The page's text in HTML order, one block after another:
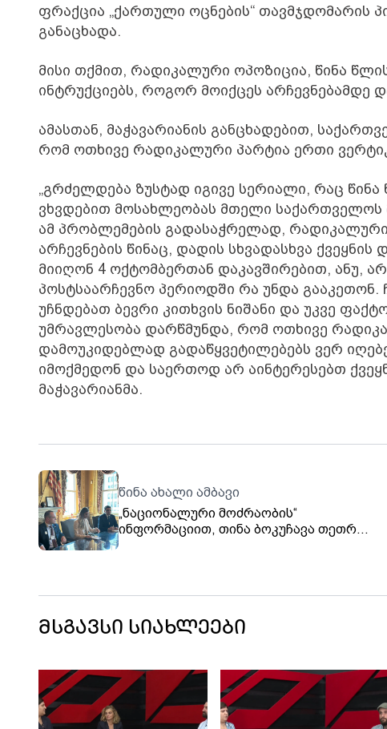
ფრაქცია „ქართული ოცნების“ თავმჯდომარის
განაცხადა.
მისი თქმით, რადიკალური ოპოზიცია, წინა
ინტრუქციებს, როგორ მოიქცეს არჩევნებამდე
ამასთან, მაჭავარიანის განცხადებით,
რომ ოთხივე რადიკალური პარტია ერთი
„გრძელდება ზუსტად იგივე სერიალი, რაც
ვხვდებით მოსახლეობას მთელი საქართველოს
ამ პრობლემების გადასაჭრელად,
არჩევნების წინაც, დადის სხვადასხვა
მიიღონ 4 ოქტომბერთან დაკავშირებით, ანუ,
პოსტსაარჩევნო პერიოდში რა უნდა
უჩნდებათ ბევრი კითხვის ნიშანი და უკვე
უმრავლესობა დარწმუნდა, რომ ოთხივე
დამოუკიდებლად გადაწყვეტილებებს ვერ
იმოქმედონ და საერთოდ არ აინტერესებთ
მაჭავარიანმა.
წინა ახალი ამბავი
„ნაციონალური მოძრაობის“
ინფორმაციით, თინა ბოკუჩავა თეთრ
მსგავსი სიახლეები